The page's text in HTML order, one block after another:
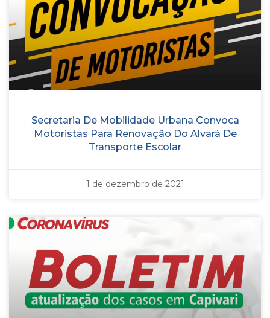
Secretaria De Mobilidade Urbana Convoca
Motoristas Para Renovação Do Alvará De
Transporte Escolar
1 de dezembro de 2021